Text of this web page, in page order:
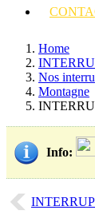
Home
Nos
Montagne
Info: